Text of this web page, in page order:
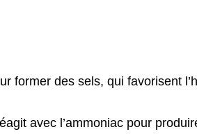
former des sels, qui favorisent
avec l’ammoniac pour